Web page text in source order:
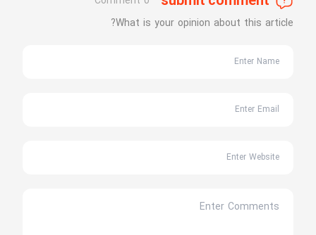
What is your opinion about this article?